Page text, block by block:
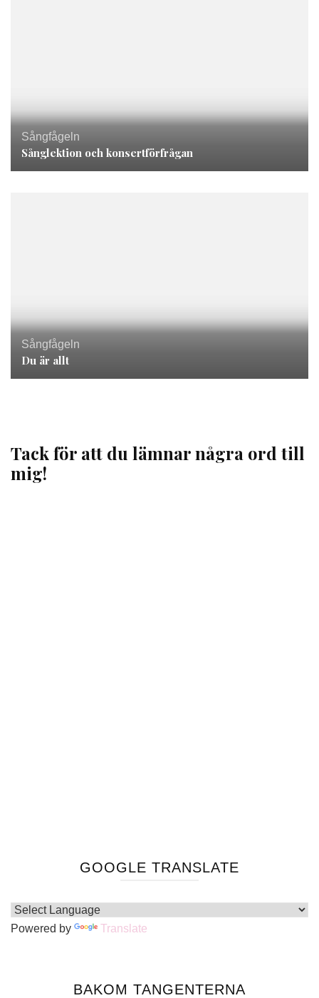
Sångfågeln
Sånglektion och konsertförfrågan
Sångfågeln
Du är allt
Tack för att du lämnar några ord till
mig!
GOOGLE TRANSLATE
Powered by Translate
BAKOM TANGENTERNA